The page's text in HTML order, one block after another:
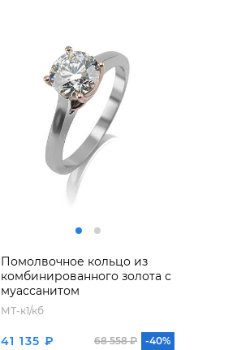
Помолвочное кольцо из
комбинированного золота с
муассанитом
МТ-к1/кб
41 135 ₽ 68 558 ₽ -40%